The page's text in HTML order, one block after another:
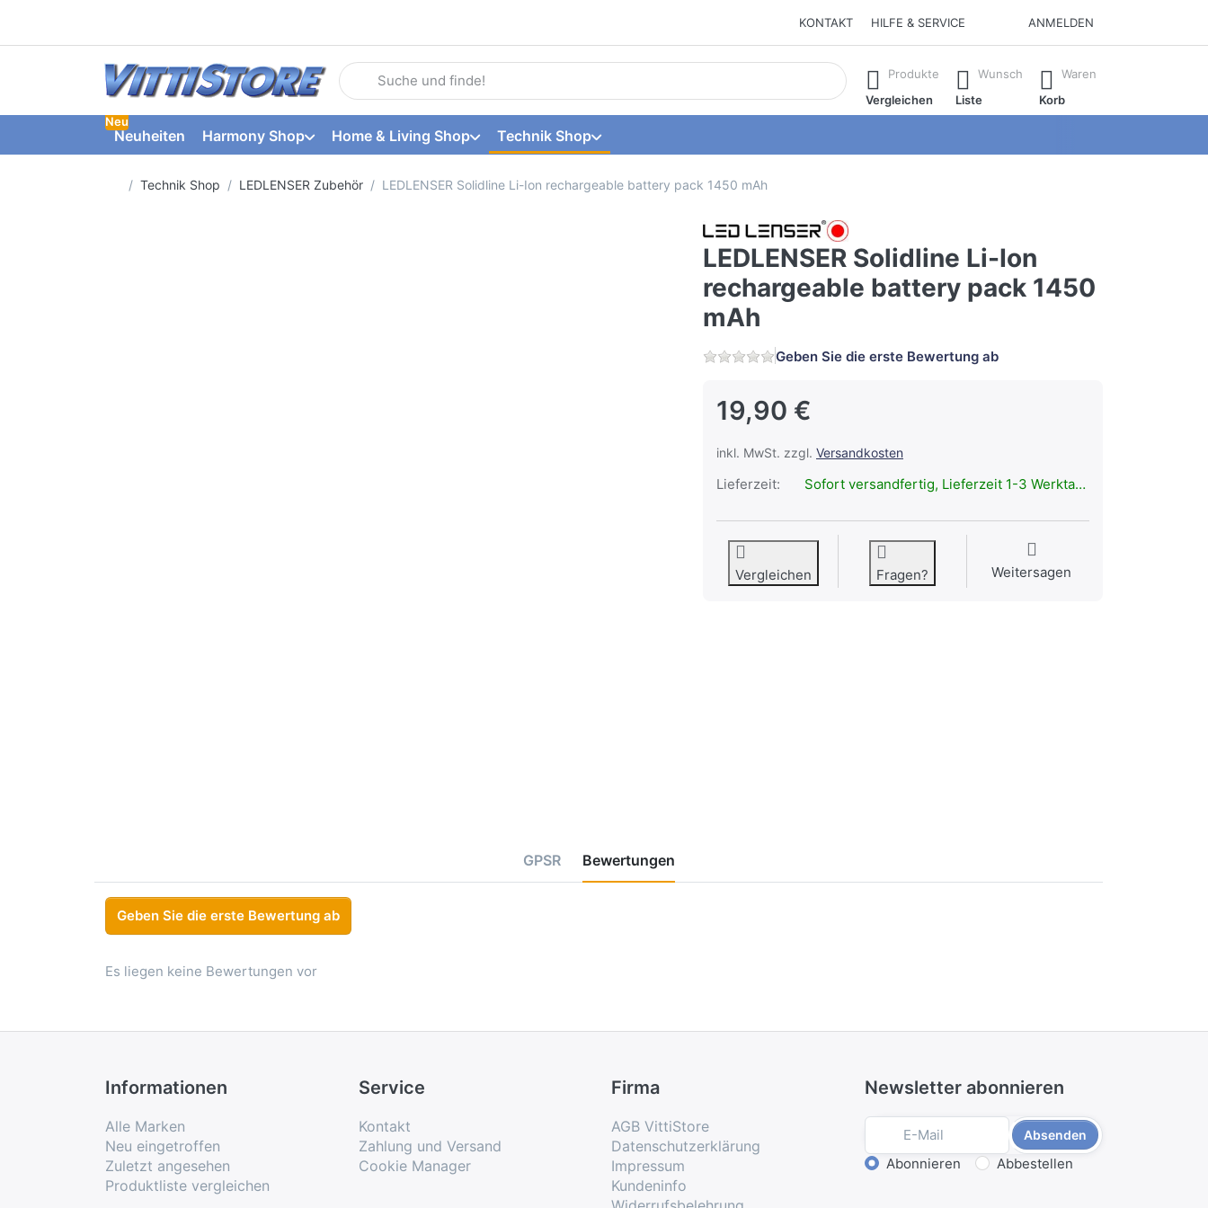
KONTAKT HILFE & SERVICE ANMELDEN
Geben Sie einen Suchbegriff ein. Während Sie tippen, erscheinen automatisch erste Ergebnisse. Drücken Sie die Eingabetaste, um alle
Produkte
Vergleichen
Wunsch
Liste
Waren
Korb
Neuheiten
Neu
Harmony Shop Home & Living Shop Technik Shop
Startseite
Technik Shop LEDLENSER Zubehör LEDLENSER Solidline Li-Ion rechargeable battery pack 1450 mAh
LEDLENSER Solidline Li-Ion
rechargeable battery pack 1450
mAh
Geben Sie die erste Bewertung ab
19,90 €
inkl. MwSt. zzgl. Versandkosten
Lieferzeit: Sofort versandfertig, Lieferzeit 1-3 Werktage.
Vergleichen Fragen? Weitersagen
GPSR Bewertungen
Geben Sie die erste Bewertung ab
Es liegen keine Bewertungen vor
Informationen
Alle Marken
Neu eingetroffen
Zuletzt angesehen
Produktliste vergleichen
Service
Kontakt
Zahlung und Versand
Cookie Manager
Firma
AGB VittiStore
Datenschutzerklärung
Impressum
Kundeninfo
Newsletter abonnieren
Absenden
Aktion wählen
Abonnieren Abbestellen